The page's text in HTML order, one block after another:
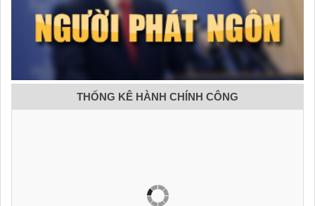
THỐNG KÊ HÀNH CHÍNH CÔNG